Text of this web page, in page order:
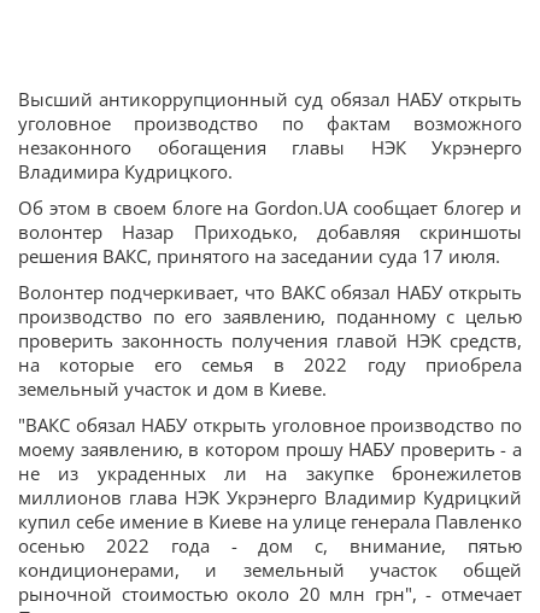
Высший антикоррупционный суд обязал НАБУ открыть
уголовное производство по фактам возможного
незаконного обогащения главы НЭК Укрэнерго
Владимира Кудрицкого.
Об этом в своем блоге на Gordon.UA сообщает блогер и
волонтер Назар Приходько, добавляя скриншоты
решения ВАКС, принятого на заседании суда 17 июля.
Волонтер подчеркивает, что ВАКС обязал НАБУ открыть
производство по его заявлению, поданному с целью
проверить законность получения главой НЭК средств,
на которые его семья в 2022 году приобрела
земельный участок и дом в Киеве.
"ВАКС обязал НАБУ открыть уголовное производство по
моему заявлению, в котором прошу НАБУ проверить - а
не из украденных ли на закупке бронежилетов
миллионов глава НЭК Укрэнерго Владимир Кудрицкий
купил себе имение в Киеве на улице генерала Павленко
осенью 2022 года - дом с, внимание, пятью
кондиционерами, и земельный участок общей
рыночной стоимостью около 20 млн грн", - отмечает